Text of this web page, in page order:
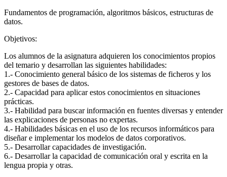
Fundamentos de programación, algoritmos básicos, estructuras de
datos.
Objetivos:
Los alumnos de la asignatura adquieren los conocimientos propios
del temario y desarrollan las siguientes habilidades:
1.- Conocimiento general básico de los sistemas de ficheros y los
gestores de bases de datos.
2.- Capacidad para aplicar estos conocimientos en situaciones
prácticas.
3.- Habilidad para buscar información en fuentes diversas y entender
las explicaciones de personas no expertas.
4.- Habilidades básicas en el uso de los recursos informáticos para
diseñar e implementar los modelos de datos corporativos.
5.- Desarrollar capacidades de investigación.
6.- Desarrollar la capacidad de comunicación oral y escrita en la
lengua propia y otras.